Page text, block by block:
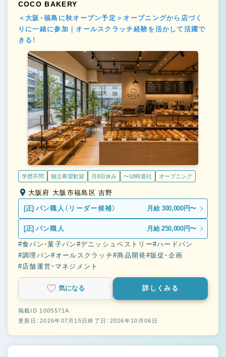
COCO BAKERY
＜大阪・福島に秋オープン予定＞オープニングから店づく
りに一緒に参加｜オールスクラッチ経験を活かして活躍で
きる！
学歴不問 独立希望歓迎 月8日休み 〜18時退社 オープニング
大阪府 大阪市福島区 吉野
[正] パン職人（リーダー候補） 月給 300,000円〜
[正] パン職人 月給 250,000円〜
#食パン・菓子パン #デニッシュペストリー#ハードパン
#調理パン#オールスクラッチ#商品開発#販促・企画
#店舗運営・マネジメント
気になる 詳しくみる
掲載ID 1005571A
更新日：2026年07月15日終了日：2026年10月06日